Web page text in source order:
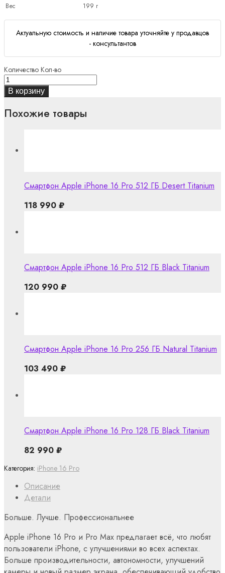
Вес
199 г
Актуальную стоимость и наличие товара уточняйте у продавцов
- консультантов
Количество Кол-во
В корзину
Описание
Детали
Больше. Лучше. Профессиональнее
Apple iPhone 16 Pro и Pro Max предлагает всё, что любят
пользователи iPhone, с улучшениями во всех аспектах.
Больше производительности, автономности, улучшений
Категория: iPhone 16 Pro
Похожие товары
Смартфон Apple iPhone 16 Pro 512 ГБ Desert Titanium
118 990 ₽
Смартфон Apple iPhone 16 Pro 512 ГБ Black Titanium
120 990 ₽
Смартфон Apple iPhone 16 Pro 256 ГБ Natural Titanium
103 490 ₽
Смартфон Apple iPhone 16 Pro 128 ГБ Black Titanium
82 990 ₽